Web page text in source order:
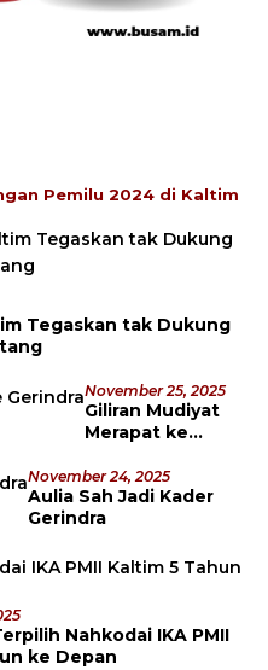
Pemilu 2024 di Kaltim
Tegaskan tak Dukung
November 25, 2025
Giliran Mudiyat
Merapat ke
November 24, 2025
Aulia Sah Jadi Kader
Gerindra
Nahkodai IKA PMII
ke Depan